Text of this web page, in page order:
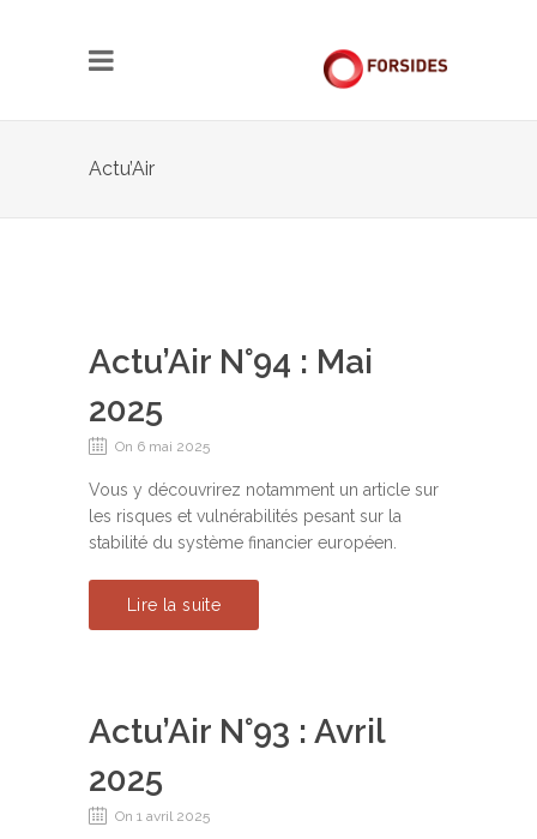
Actu’Air
Actu’Air N°94 : Mai
2025
On 6 mai 2025
Vous y découvrirez notamment un article sur
les risques et vulnérabilités pesant sur la
stabilité du système financier européen.
Lire la suite
Actu’Air N°93 : Avril
2025
On 1 avril 2025